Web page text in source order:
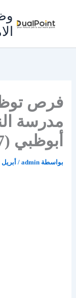
فرص
مدرسة
أبوظبي (2026/2027)
بواسطة admin
/ أبريل 29, 2026